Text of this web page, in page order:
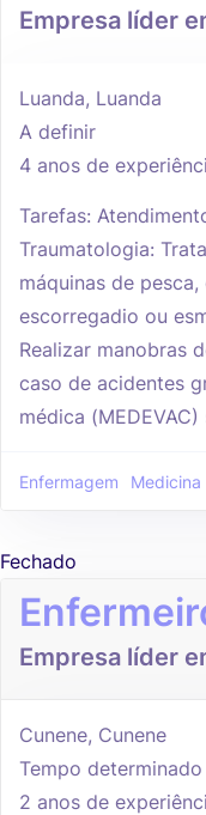
Empresa líder
Luanda, Luanda
A definir
4 anos de
Tarefas:
Traumatologia:
máquinas de
escorregadio ou
Realizar manobras
caso de acidentes
médica
Enfermagem Medicina
Fechado
Empresa líder
Cunene, Cunene
Tempo determinado
2 anos de